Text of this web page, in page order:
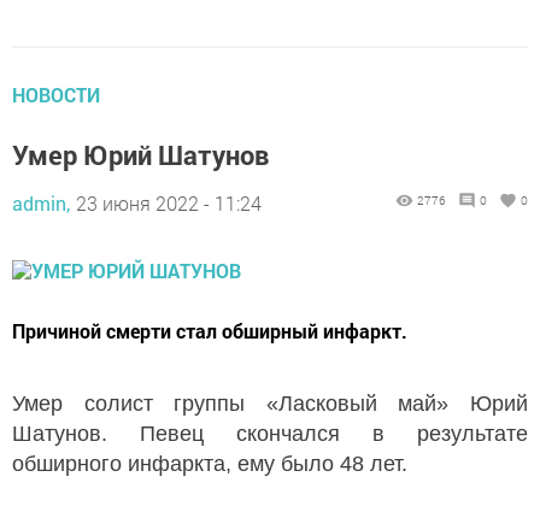
НОВОСТИ
Умер Юрий Шатунов
admin, 23 июня 2022 - 11:24 2776 0 0
Причиной смерти стал обширный инфаркт.
Умер солист группы «Ласковый май» Юрий
Шатунов. Певец скончался в результате
обширного инфаркта, ему было 48 лет.